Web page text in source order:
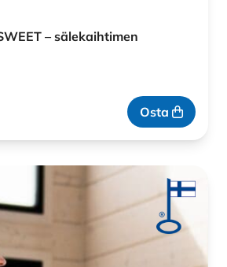
– sälekaihtimen
Osta